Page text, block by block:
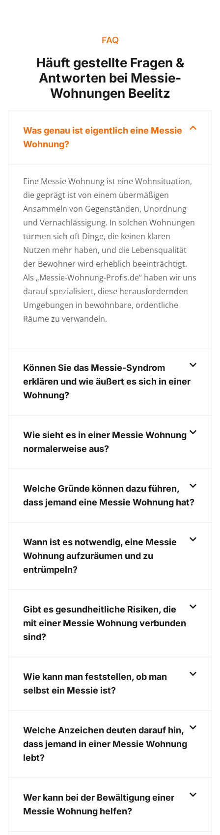
FAQ
Häuft gestellte Fragen &
Antworten bei Messie-
Wohnungen Beelitz
Was genau ist eigentlich eine Messie
Wohnung?
Eine Messie Wohnung ist eine Wohnsituation,
die geprägt ist von einem übermäßigen
Ansammeln von Gegenständen, Unordnung
und Vernachlässigung. In solchen Wohnungen
türmen sich oft Dinge, die keinen klaren
Nutzen mehr haben, und die Lebensqualität
der Bewohner wird erheblich beeinträchtigt.
Als „Messie-Wohnung-Profis.de“ haben wir uns
darauf spezialisiert, diese herausfordernden
Umgebungen in bewohnbare, ordentliche
Räume zu verwandeln.
Können Sie das Messie-Syndrom
erklären und wie äußert es sich in einer
Wohnung?
Wie sieht es in einer Messie Wohnung
normalerweise aus?
Welche Gründe können dazu führen,
dass jemand eine Messie Wohnung hat?
Wann ist es notwendig, eine Messie
Wohnung aufzuräumen und zu
entrümpeln?
Gibt es gesundheitliche Risiken, die
mit einer Messie Wohnung verbunden
sind?
Wie kann man feststellen, ob man
selbst ein Messie ist?
Welche Anzeichen deuten darauf hin,
dass jemand in einer Messie Wohnung
lebt?
Wer kann bei der Bewältigung einer
Messie Wohnung helfen?